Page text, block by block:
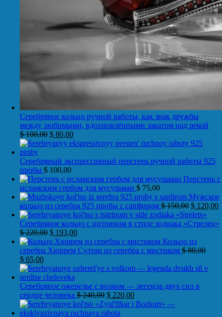
Серебряное кольцо ручной работы, как знак дружбы
между любимыми, вдохновлёнными закатом над рекой
$100,00 $ 80,00
Серебряный экспрессивный перстень ручной работы 925
пробы $ 100,00
Перстень с
исламским гербом для мусульман $ 75,00
Мужское
кольцо из серебра 925 пробы с сапфиром $150,00 $ 120,00
Серебряное кольцо с цитрином в стиле зодиака «Стрелец»
$220,00 $ 193,00
Кольцо из
серебра Хюррем Султан из серебра с мистиком $80,00
$ 65,00
Серебряное ожерелье с волком — легенда двух сил в
сердце человека $240,00 $ 220,00